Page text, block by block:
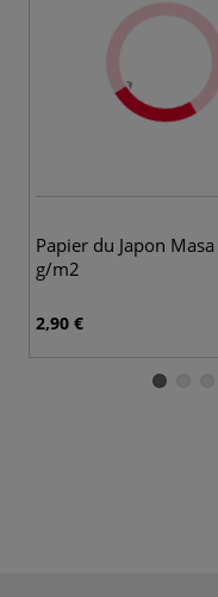
Papier du Japon
g/m2
2,90 €